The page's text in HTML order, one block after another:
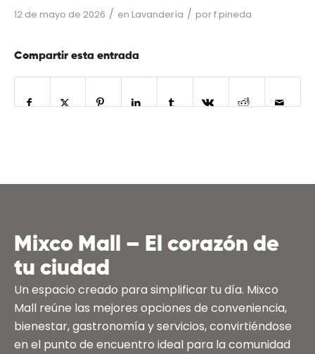
12 de mayo de 2026 / en Lavandería / porf.pineda
Compartir esta entrada
Mixco Mall – El corazón de
tu ciudad
Un espacio creado para simplificar tu día. Mixco
Mall reúne las mejores opciones de conveniencia,
bienestar, gastronomía y servicios, convirtiéndose
en el punto de encuentro ideal para la comunidad